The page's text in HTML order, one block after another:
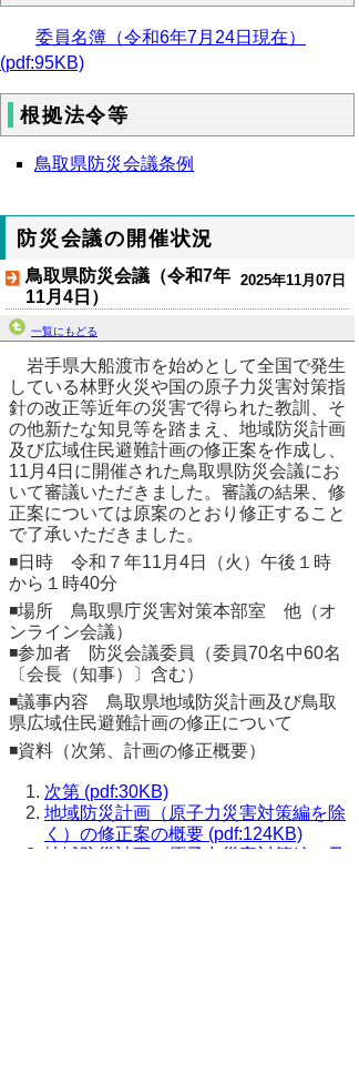
委員名簿（令和6年7月24日現在）
(pdf:95KB)
根拠法令等
鳥取県防災会議条例
防災会議の開催状況
2025年11月07日
鳥取県防災会議（令和7年
11月4日）
一覧にもどる
岩手県大船渡市を始めとして全国で発生
している林野火災や国の原子力災害対策指
針の改正等近年の災害で得られた教訓、そ
の他新たな知見等を踏まえ
、地域防災計画
及び広域住民避難計画の修正案を作成し、
11月4日に開催された鳥取県防災会議にお
いて審議いただきました。審議の結果、修
正案については原案のとおり修正すること
で了承いただきました。
◾日時 令和７年11月4日（火）午後１時
から１時40分
◾場所 鳥取県庁災害対策本部室 他（オ
ンライン会議）
◾参加者 防災会議委員（委員70名中60名
〔会長（知事）〕含む）
◾議事内容 鳥取県地域防災計画及び鳥取
県広域住民避難計画の修正について
◾資料（次第、計画の修正概要）
次第 (pdf:30KB)
地域防災計画（原子力災害対策編を除
く）の修正案の概要 (pdf:124KB)
地域防災計画（原子力災害対策編）及